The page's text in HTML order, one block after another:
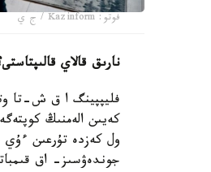
فوتو: Kazinform / ج ي
نارىق قالاي
ول كەزدە تۇرعىن ءۇي
جوندەۋسىز- اق